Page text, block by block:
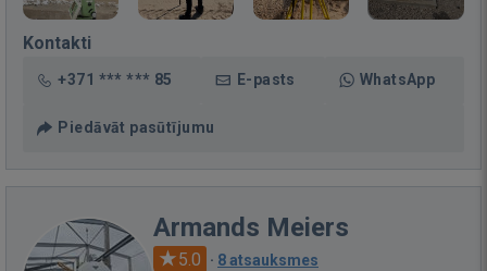
Kontakti
+371 *** *** 85 E-pasts WhatsApp
Piedāvāt pasūtījumu
Armands Meiers
5.0 · 8 atsauksmes